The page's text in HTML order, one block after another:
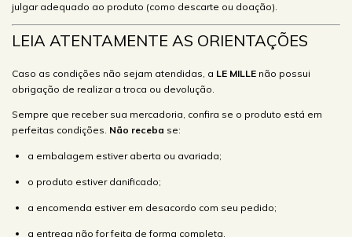
julgar adequado ao produto (como descarte ou doação).
LEIA ATENTAMENTE AS ORIENTAÇÕES
Caso as condições não sejam atendidas, a LE MILLE não possui
obrigação de realizar a troca ou devolução.
Sempre que receber sua mercadoria, confira se o produto está em
perfeitas condições. Não receba se:
a embalagem estiver aberta ou avariada;
o produto estiver danificado;
a encomenda estiver em desacordo com seu pedido;
a entrega não for feita de forma completa.